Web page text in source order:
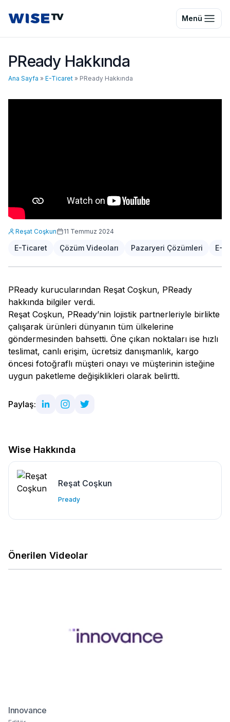
Wise TV Menü
PReady Hakkında
Ana Sayfa » E-Ticaret » PReady Hakkında
Reşat Coşkun 11 Temmuz 2024
E-Ticaret Çözüm Videoları Pazaryeri Çözümleri E-
PReady kurucularından Reşat Coşkun, PReady
hakkında bilgiler verdi.
Reşat Coşkun, PReady’nin lojistik partnerleriyle birlikte
çalışarak ürünleri dünyanın tüm ülkelerine
göndermesinden bahsetti. Öne çıkan noktaları ise hızlı
teslimat, canlı erişim, ücretsiz danışmanlık, kargo
öncesi fotoğraflı müşteri onayı ve müşterinin isteğine
uygun paketleme değişiklikleri olarak belirtti.
Paylaş:
Wise Hakkında
Reşat Coşkun
Pready
Önerilen Videolar
Innovance